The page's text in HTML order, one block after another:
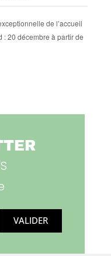
de l’accueil
: 20 décembre à partir de
VALIDER